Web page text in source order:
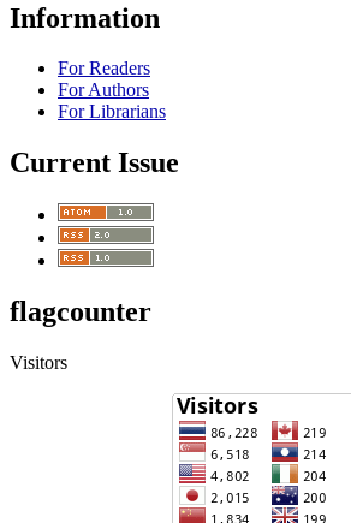
Information
For Readers
For Authors
For Librarians
Current Issue
flagcounter
Visitors